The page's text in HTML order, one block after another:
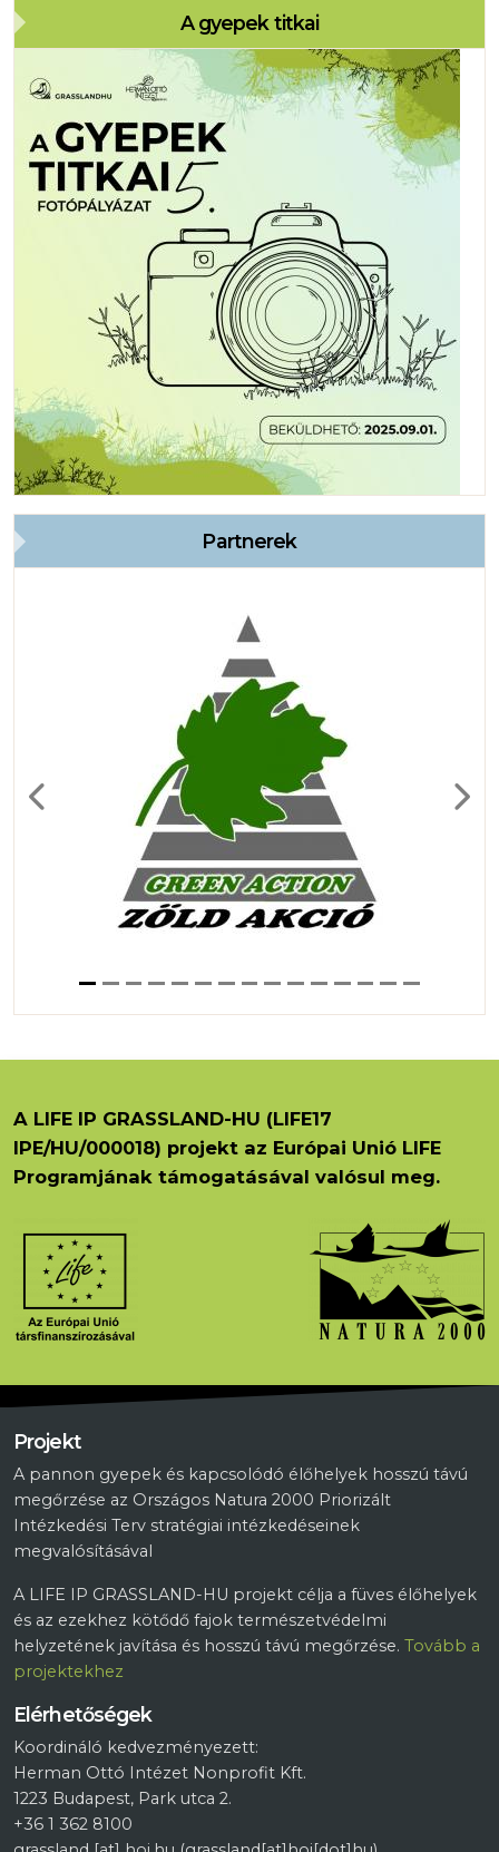
A gyepek titkai
Partnerek
Previous Next
A LIFE IP GRASSLAND-HU (LIFE17
IPE/HU/000018) projekt az Európai Unió LIFE
Programjának támogatásával valósul meg.
Projekt
A pannon gyepek és kapcsolódó élőhelyek hosszú távú
megőrzése az Országos Natura 2000 Priorizált
Intézkedési Terv stratégiai intézkedéseinek
megvalósításával
A LIFE IP GRASSLAND-HU projekt célja a füves élőhelyek
és az ezekhez kötődő fajok természetvédelmi
helyzetének javítása és hosszú távú megőrzése. Tovább a
projektekhez
Elérhetőségek
Koordináló kedvezményezett:
Herman Ottó Intézet Nonprofit Kft.
1223 Budapest, Park utca 2.
+36 1 362 8100